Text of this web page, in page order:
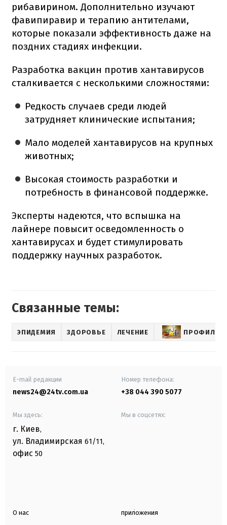
рибавирином. Дополнительно изучают
фавипиравир и терапию антителами,
которые показали эффективность даже на
поздних стадиях инфекции.
Разработка вакцин против хантавирусов
сталкивается с несколькими сложностями:
Редкость случаев среди людей
затрудняет клинические испытания;
Мало моделей хантавирусов на крупных
животных;
Высокая стоимость разработки и
потребность в финансовой поддержке.
Эксперты надеются, что вспышка на
лайнере повысит осведомленность о
хантавирусах и будет стимулировать
поддержку научных разработок.
Связанные темы:
ЭПИДЕМИЯ ЗДОРОВЬЕ ЛЕЧЕНИЕ
E-mail редакции
news24@24tv.com.ua
Номер телефона:
+38 044 390 5077
Мы здесь:
г. Киев,
ул. Владимирская 61/11,
офис 50
Мы в соцсетях:
О нас приложения